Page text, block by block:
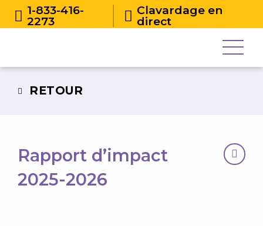
1-833-416-
2273
Clavardage en
direct
RETOUR
Rapport d’impact
2025-2026